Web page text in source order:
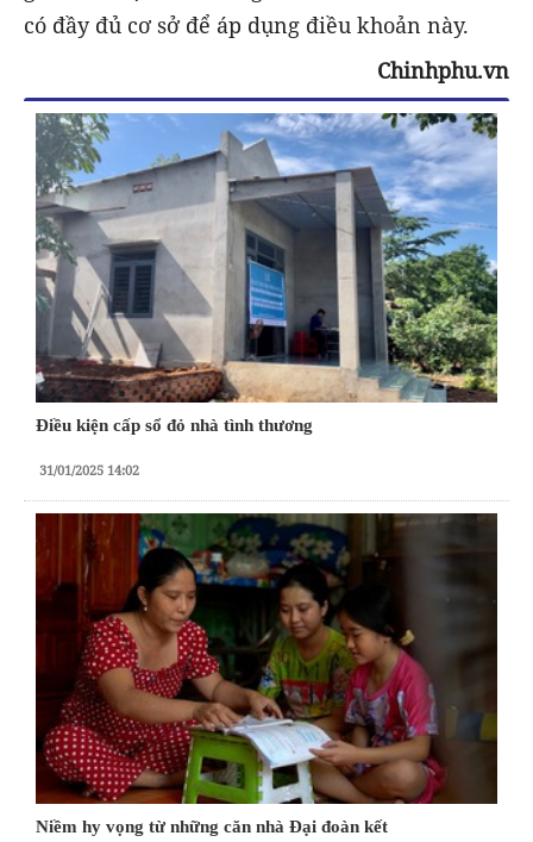
có đầy đủ cơ sở để áp dụng điều khoản này.
Chinhphu.vn
Điều kiện cấp sổ đỏ nhà tình thương
31/01/2025 14:02
Niềm hy vọng từ những căn nhà Đại đoàn kết